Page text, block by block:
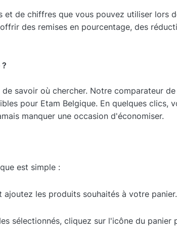
de chiffres que vous pouvez utiliser lors
des remises en pourcentage, des
savoir où chercher. Notre comparateur
pour Etam Belgique. En quelques clics,
manquer une occasion d'économiser.
est simple :
ajoutez les produits souhaités à votre panier.
sélectionnés, cliquez sur l'icône du panier